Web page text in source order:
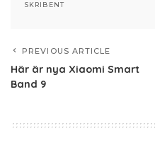
SKRIBENT
PREVIOUS ARTICLE
Här är nya Xiaomi Smart
Band 9